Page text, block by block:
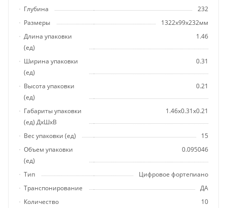
Глубина
232
Размеры
1322x99x232мм
Длина упаковки
(ед)
1.46
Ширина упаковки
(ед)
0.31
Высота упаковки
(ед)
0.21
Габариты упаковки
(ед) ДхШхВ
1.46x0.31x0.21
Вес упаковки (ед)
15
Объем упаковки
(ед)
0.095046
Тип
Цифровое фортепиано
Транспонирование
ДА
Количество
10